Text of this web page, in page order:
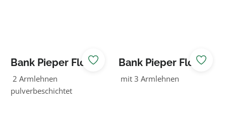
Bank Pieper Flow
Douglasie grün
2 Armlehnen
pulverbeschichtet
Bank Pieper Flow
Douglasie grün
mit 3 Armlehnen